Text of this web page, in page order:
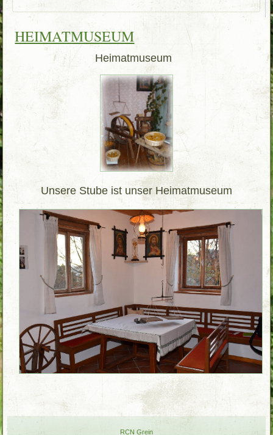
HEIMATMUSEUM
Heimatmuseum
Unsere Stube ist unser Heimatmuseum
RCN Grein